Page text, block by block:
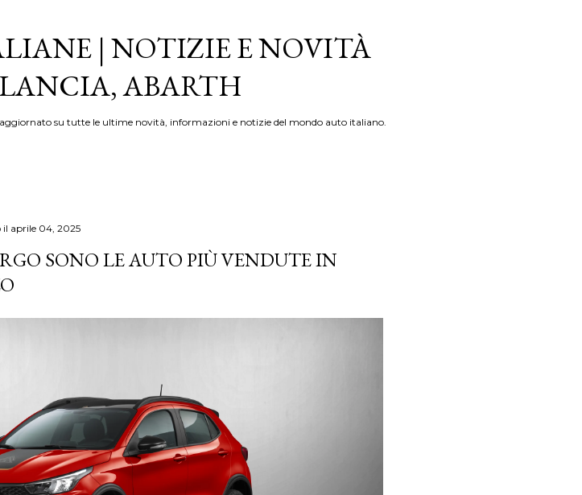
| NOTIZIE E NOVITÀ
ABARTH
su tutte le ultime novità, informazioni e notizie del mondo auto italiano.
il aprile 04, 2025
SONO LE AUTO PIÙ VENDUTE IN